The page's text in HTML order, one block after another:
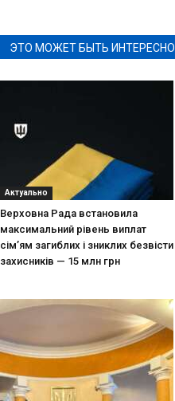
ЭТО МОЖЕТ БЫТЬ ИНТЕРЕСНО
Актуально
Верховна Рада встановила
максимальний рівень виплат
сім’ям загиблих і зниклих безвісти
захисників — 15 млн грн